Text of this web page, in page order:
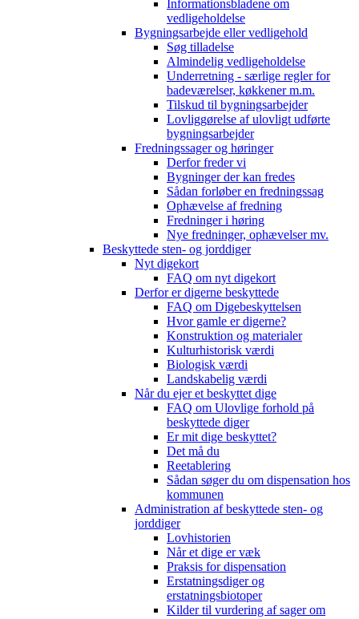
Informationsbladene om
vedligeholdelse
Bygningsarbejde eller vedligehold
Søg tilladelse
Almindelig vedligeholdelse
Underretning - særlige regler for
badeværelser, køkkener m.m.
Tilskud til bygningsarbejder
Lovliggørelse af ulovligt udførte
bygningsarbejder
Fredningssager og høringer
Derfor freder vi
Bygninger der kan fredes
Sådan forløber en fredningssag
Ophævelse af fredning
Fredninger i høring
Nye fredninger, ophævelser mv.
Beskyttede sten- og jorddiger
Nyt digekort
FAQ om nyt digekort
Derfor er digerne beskyttede
FAQ om Digebeskyttelsen
Hvor gamle er digerne?
Konstruktion og materialer
Kulturhistorisk værdi
Biologisk værdi
Landskabelig værdi
Når du ejer et beskyttet dige
FAQ om Ulovlige forhold på
beskyttede diger
Er mit dige beskyttet?
Det må du
Reetablering
Sådan søger du om dispensation hos
kommunen
Administration af beskyttede sten- og
jorddiger
Lovhistorien
Når et dige er væk
Praksis for dispensation
Erstatningsdiger og
erstatningsbiotoper
Kilder til vurdering af sager om